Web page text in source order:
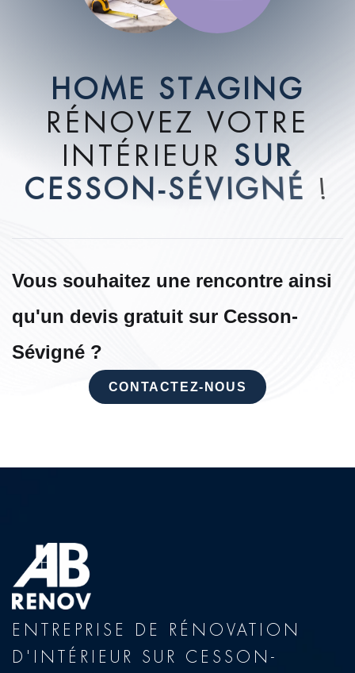
HOME STAGI NG
RÉ NOVEZ VOTRE
I NTÉ RI E U R SUR
CESSON-SÉVIGNÉ !
Vous souhaitez une rencontre ainsi
qu'un devis gratuit sur Cesson-
Sévigné ?
CONTACTEZ-NOUS
ENTREPRISE DE RÉNOVATION
D'INTÉRIEUR SUR CESSON-